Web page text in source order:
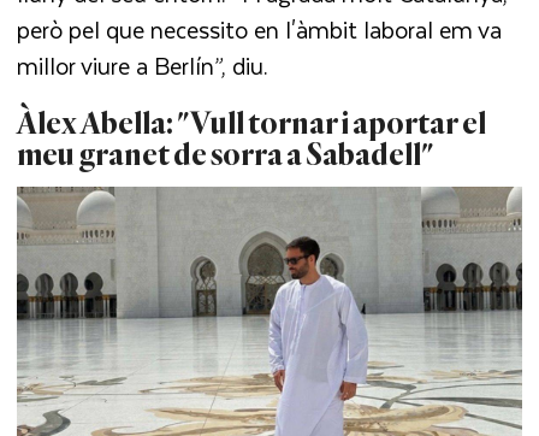
però pel que necessito en l'àmbit laboral em va
millor viure a Berlín”, diu.
Àlex Abella: "Vull tornar i aportar el
meu granet de sorra a Sabadell"